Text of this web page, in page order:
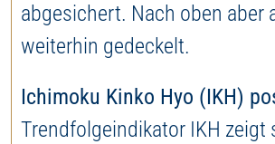
abgesichert. Nach oben aber
weiterhin gedeckelt.
Ichimoku Kinko Hyo (IKH)
Trendfolgeindikator IKH zeigt